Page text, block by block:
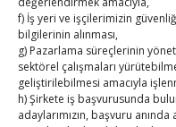
f) İş yeri ve işçilerimizin
bilgilerinin alınması,
g) Pazarlama süreçlerinin
sektörel çalışmaları
geliştirilebilmesi amacıyla
h) Şirkete iş başvurusunda
adaylarımızın, başvuru
TUTSO İktisadi Durum
Hisarcıklıoğlu ICCD
Kahramanmaraş Ticaret
binası hizmete açıldı